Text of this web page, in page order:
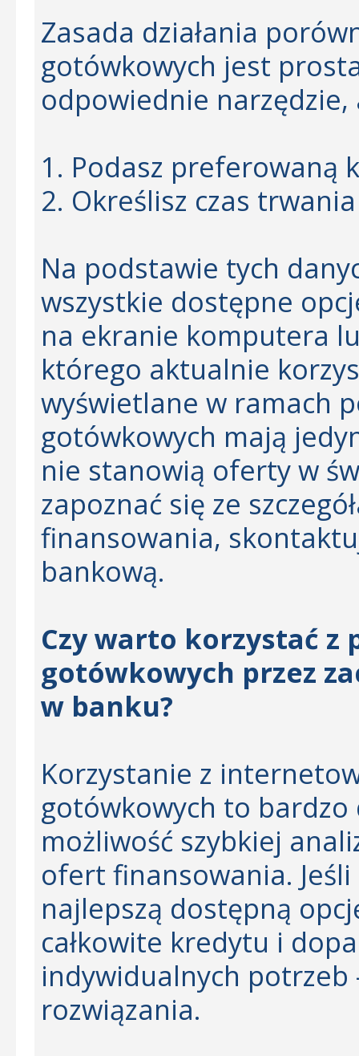
Zasada działania
gotówkowych jest
odpowiednie
1. Podasz preferowaną
2. Określisz czas
Na podstawie tych
wszystkie dostępne
na ekranie komputera
którego aktualnie
wyświetlane w ramach
gotówkowych mają
nie stanowią oferty w
zapoznać się ze
finansowania,
bankową.
Czy warto korzystać
gotówkowych przez
w banku?
Korzystanie z
gotówkowych to bardzo
możliwość szybkiej
ofert finansowania.
najlepszą dostępną
całkowite kredytu i
indywidualnych potrzeb
rozwiązania.